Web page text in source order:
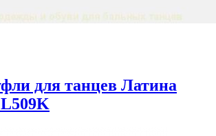
для танцев Латина